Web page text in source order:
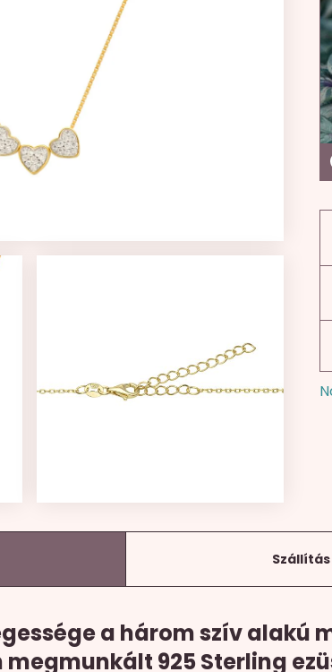
Szállítás
a három szív alakú
megmunkált 925 Sterling